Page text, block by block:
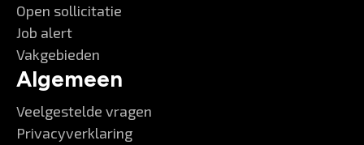
Open sollicitatie
Job alert
Vakgebieden
Algemeen
Veelgestelde vragen
Privacyverklaring